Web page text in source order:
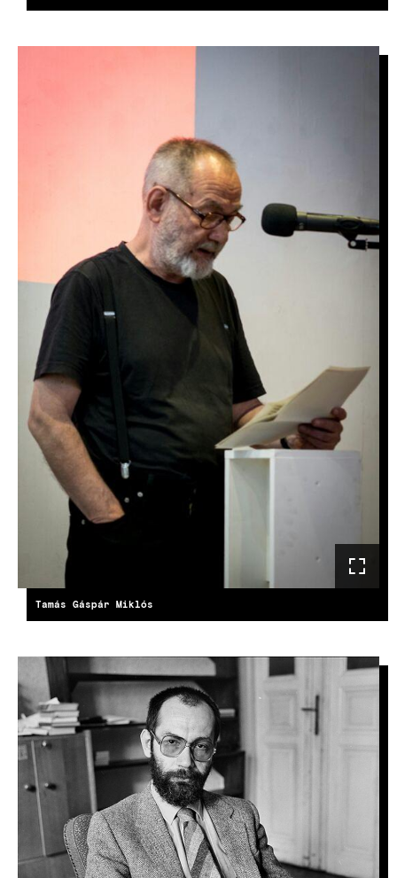
Tamás Gáspár Miklós
IMAGE